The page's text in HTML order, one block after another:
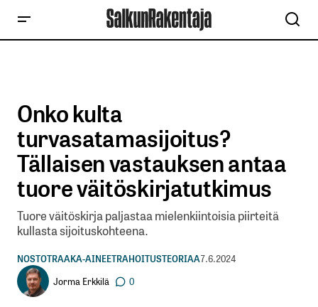
Onko kulta
turvasatamasijoitus?
Tällaisen vastauksen antaa
tuore väitöskirjatutkimus
Tuore väitöskirja paljastaa mielenkiintoisia piirteitä
kullasta sijoituskohteena.
NOSTOTRAAKA-AINEETRAHOITUSTEORIAA7.6.2024
Jorma Erkkilä
0